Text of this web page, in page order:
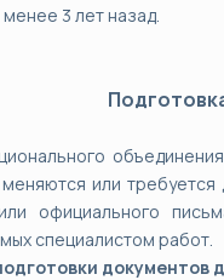
3 лет назад.
или
официального
специалистом работ.
документов